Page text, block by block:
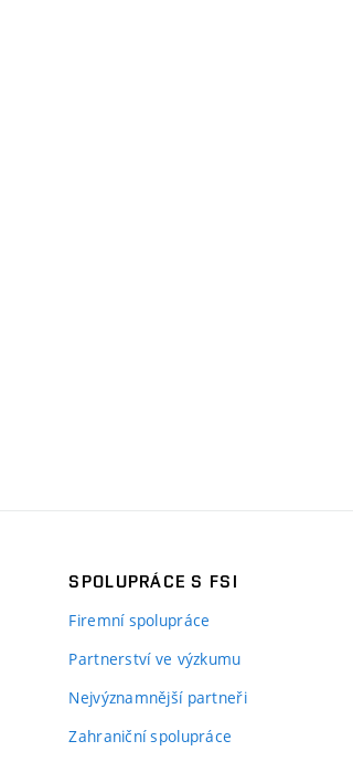
SPOLUPRÁCE S FSI
Firemní spolupráce
Partnerství ve výzkumu
Nejvýznamnější partneři
Zahraniční spolupráce